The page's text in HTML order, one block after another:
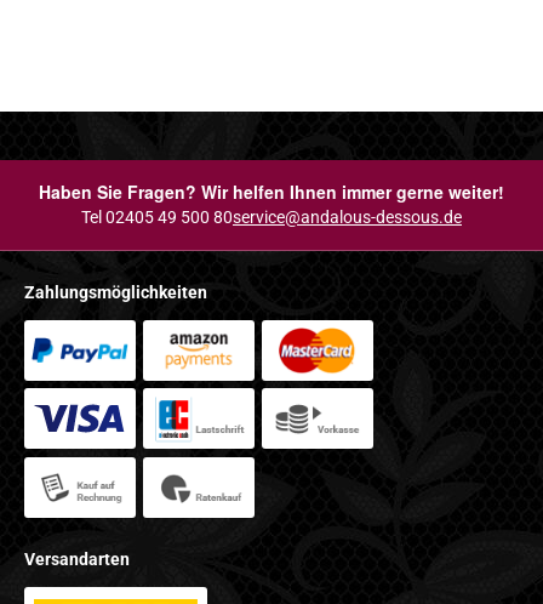
Haben Sie Fragen? Wir helfen Ihnen immer gerne weiter!
Tel 02405 49 500 80service@andalous-dessous.de
Zahlungsmöglichkeiten
Versandarten